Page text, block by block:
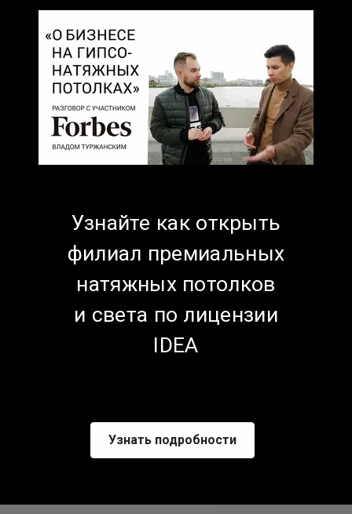
Узнайте как открыть
филиал премиальных
натяжных потолков
и света по лицензии
IDEA
Узнать подробности